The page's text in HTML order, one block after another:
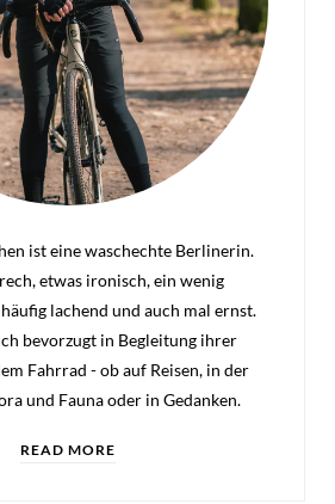
ist eine waschechte Berlinerin.
etwas ironisch, ein wenig
lachend und auch mal ernst.
bevorzugt in Begleitung ihrer
Fahrrad - ob auf Reisen, in der
und Fauna oder in Gedanken.
READ MORE